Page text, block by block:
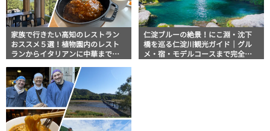
家族で行きたい高知のレストラン
おススメ５選！植物園内のレスト
ランからイタリアンに中華まで楽
仁淀ブルーの絶景！にこ淵・沈下
橋を巡る仁淀川観光ガイド｜グル
メ・宿・モデルコースまで完全網